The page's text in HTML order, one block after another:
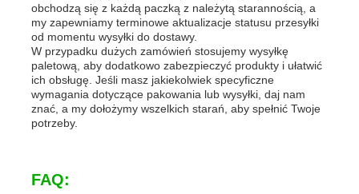
obchodzą się z każdą paczką z należytą starannością, a
my zapewniamy terminowe aktualizacje statusu przesyłki
od momentu wysyłki do dostawy.
W przypadku dużych zamówień stosujemy wysyłkę
paletową, aby dodatkowo zabezpieczyć produkty i ułatwić
ich obsługę. Jeśli masz jakiekolwiek specyficzne
wymagania dotyczące pakowania lub wysyłki, daj nam
znać, a my dołożymy wszelkich starań, aby spełnić Twoje
potrzeby.
FAQ: